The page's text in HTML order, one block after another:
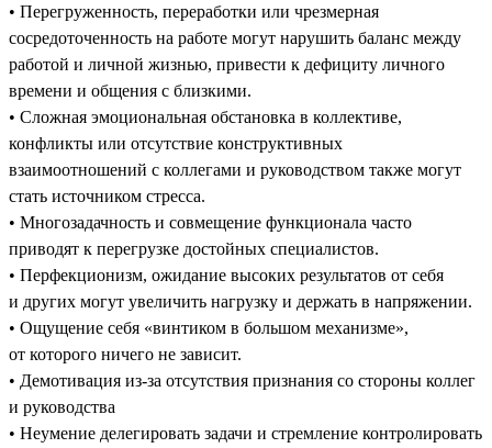
• Перегруженность, переработки или чрезмерная
сосредоточенность на работе могут нарушить баланс между
работой и личной жизнью, привести к дефициту личного
времени и общения с близкими.
• Сложная эмоциональная обстановка в коллективе,
конфликты или отсутствие конструктивных
взаимоотношений с коллегами и руководством также могут
стать источником стресса.
• Многозадачность и совмещение функционала часто
приводят к перегрузке достойных специалистов.
• Перфекционизм, ожидание высоких результатов от себя
и других могут увеличить нагрузку и держать в напряжении.
• Ощущение себя «винтиком в большом механизме»,
от которого ничего не зависит.
• Демотивация из-за отсутствия признания со стороны коллег
и руководства
• Неумение делегировать задачи и стремление контролировать